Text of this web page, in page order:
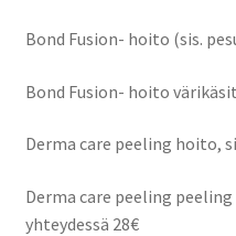
Bond Fusion- hoito (sis.
Bond Fusion- hoito
Derma care peeling hoito,
Derma care peeling
yhteydessä 28€